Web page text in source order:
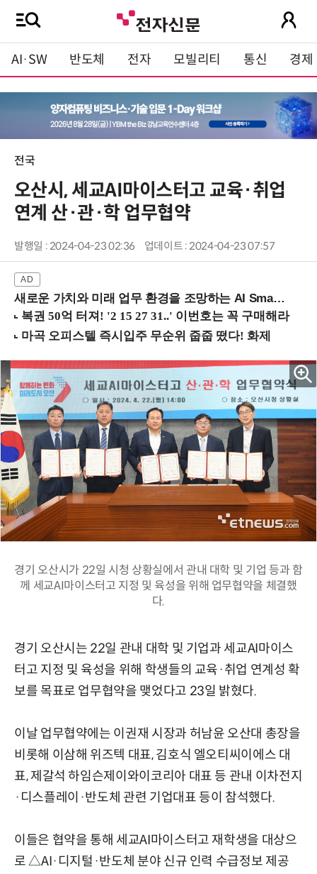
AI·SW 반도체 전자 모빌리티 통신 경제
전국
오산시, 세교AI마이스터고 교육·취업
연계 산·관·학 업무협약
발행일 : 2024-04-23 02:36 업데이트 : 2024-04-23 07:57
새로운 가치와 미래 업무 환경을 조망하는 AI Smart Work Summit 2026 (9/11 코엑스)
경기 오산시가 22일 시청 상황실에서 관내 대학 및 기업 등과 함
께 세교AI마이스터고 지정 및 육성을 위해 업무협약을 체결했
다.
경기 오산시는 22일 관내 대학 및 기업과 세교AI마이스
터고 지정 및 육성을 위해 학생들의 교육·취업 연계성 확
보를 목표로 업무협약을 맺었다고 23일 밝혔다.
이날 업무협약에는 이권재 시장과 허남윤 오산대 총장을
비롯해 이삼해 위즈텍 대표, 김호식 엘오티씨이에스 대
표, 제갈석 하임슨제이와이코리아 대표 등 관내 이차전지
·디스플레이·반도체 관련 기업대표 등이 참석했다.
이들은 협약을 통해 세교AI마이스터고 재학생을 대상으
로 △AI·디지털·반도체 분야 신규 인력 수급정보 제공